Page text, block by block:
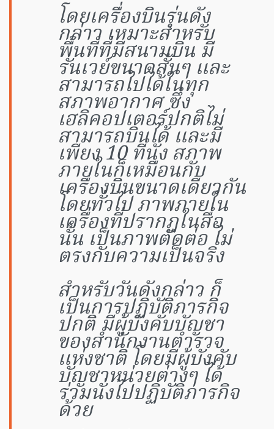
โดยเครื่องบินรุ่นดัง
กล่าว เหมาะสำหรับ
พื้นที่ที่มีสนามบิน มี
รันเวย์ขนาดสั้นๆ และ
สามารถไปได้ในทุก
สภาพอากาศ ซึ่ง
เฮลิคอปเตอร์ปกติไม่
สามารถบินได้ และมี
เพียง 10 ที่นั่ง สภาพ
ภายในก็เหมือนกับ
เครื่องบินขนาดเดียวกัน
โดยทั่วไป ภาพภายใน
เครื่องที่ปรากฎในสื่อ
นั้น เป็นภาพตัดต่อ ไม่
ตรงกับความเป็นจริง
สำหรับวันดังกล่าว ก็
เป็นการปฏิบัติภารกิจ
ปกติ มีผู้บังคับบัญชา
ของสำนักงานตำรวจ
แห่งชาติ โดยมีผู้บังคับ
บัญชาหน่วยต่างๆ ได้
ร่วมนั่งไปปฏิบัติภารกิจ
ด้วย